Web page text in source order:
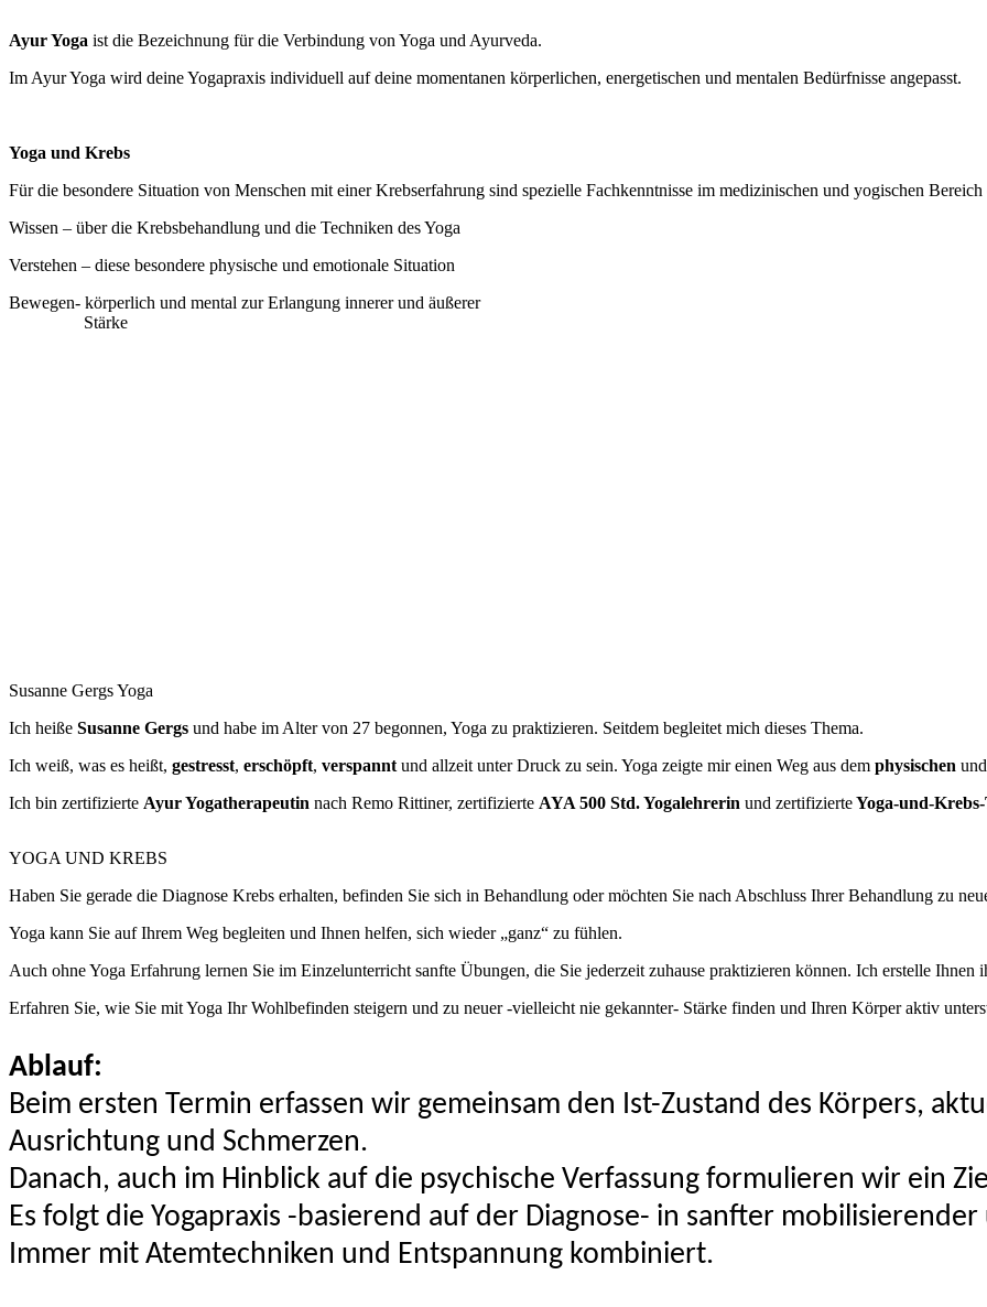
Ayur Yoga ist die Bezeichnung für die Verbindung von Yoga und Ayurveda.
Im Ayur Yoga wird deine Yogapraxis individuell auf deine momentanen körperlichen, energetischen und mentalen Bedürfnisse angepasst.
Yoga und Krebs
Für die besondere Situation von Menschen mit einer Krebserfahrung sind spezielle Fachkenntnisse im medizinischen und yogischen
Wissen – über die Krebsbehandlung und die Techniken des Yoga
Verstehen – diese besondere physische und emotionale Situation
Bewegen- körperlich und mental zur Erlangung innerer und äußerer
Stärke
Susanne Gergs Yoga
Ich heiße Susanne Gergs und habe im Alter von 27 begonnen, Yoga zu praktizieren. Seitdem begleitet mich dieses Thema.
Ich weiß, was es heißt, gestresst, erschöpft, verspannt und allzeit unter Druck zu sein. Yoga zeigte mir einen Weg aus dem physischen und
Ich bin zertifizierte Ayur Yogatherapeutin nach Remo Rittiner, zertifizierte AYA 500 Std. Yogalehrerin und zertifizierteYoga-und-
YOGA UND KREBS
Haben Sie gerade die Diagnose Krebs erhalten, befinden Sie sich in Behandlung oder möchten Sie nach Abschluss Ihrer Behandlung zu
Yoga kann Sie auf Ihrem Weg begleiten und Ihnen helfen, sich wieder „ganz“ zu fühlen.
Auch ohne Yoga Erfahrung lernen Sie im Einzelunterricht sanfte Übungen, die Sie jederzeit zuhause praktizieren können. Ich erstelle Ihnen
Erfahren Sie, wie Sie mit Yoga Ihr Wohlbefinden steigern und zu neuer -vielleicht nie gekannter- Stärke finden und Ihren Körper aktiv
Ablauf:
Beim ersten Termin erfassen wir gemeinsam den Ist-Zustand des Körpers,
Ausrichtung und Schmerzen.
Danach, auch im Hinblick auf die psychische Verfassung formulieren wir ein
Es folgt die Yogapraxis -basierend auf der Diagnose- in sanfter
Immer mit Atemtechniken und Entspannung kombiniert.